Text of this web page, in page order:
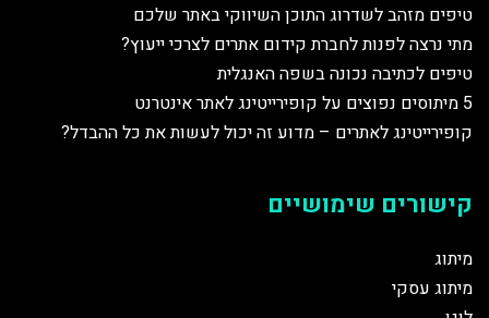
טיפים מזהב לשדרוג התוכן השיווקי באתר שלכם
מתי נרצה לפנות לחברת קידום אתרים לצרכי ייעוץ?
טיפים לכתיבה נכונה בשפה האנגלית
5 מיתוסים נפוצים על קופירייטינג לאתר אינטרנט
קופירייטינג לאתרים – מדוע זה יכול לעשות את כל ההבדל?
קישורים שימושיים
מיתוג
מיתוג עסקי